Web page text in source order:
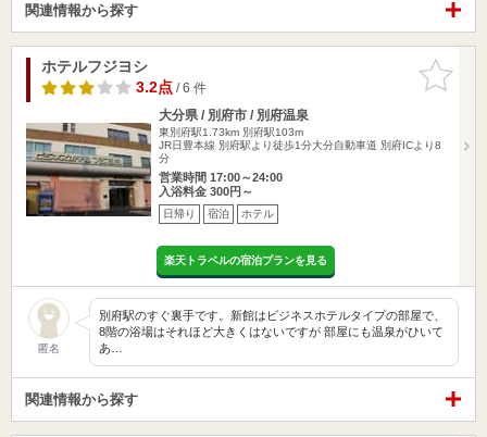
関連情報から探す
お気に入
りに追加
ホテルフジヨシ
3.2点/ 6 件
大分県 / 別府市 / 別府温泉
東別府駅1.73km 別府駅103m
JR日豊本線 別府駅より徒歩1分大分自動車道 別府ICより8
分
営業時間 17:00～24:00
入浴料金 300円～
日帰り 宿泊 ホテル
楽天トラベルの宿泊プランを見る
匿名
別府駅のすぐ裏手です。新館はビジネスホテルタイプの部屋で、
8階の浴場はそれほど大きくはないですが 部屋にも温泉がひいて
あ…
関連情報から探す